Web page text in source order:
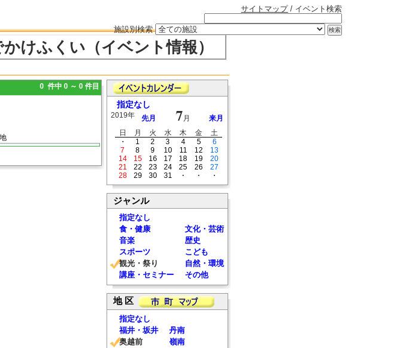
サイトマップ/ イベント検索
施設別検索
かけふくい（イベント情報）
0 件中 0 ～ 0 件目
指定なし
2019年 先月 7 月
来月
日
月 火 水 木 金
土
・
1 2 3 4 5
6
7
8 9 10 11 12
13
14
15 16 17 18 19
20
21
22 23 24 25 26
27
28
29 30 31 ・ ・ ・
ジャンル
指定なし
食・健康
文化・芸術
音楽
歴史
スポーツ
こども
観光・祭り
自然・環境
講座・セミナー
その他
地 区
指定なし
福井・坂井
丹南
奥越前
嶺南